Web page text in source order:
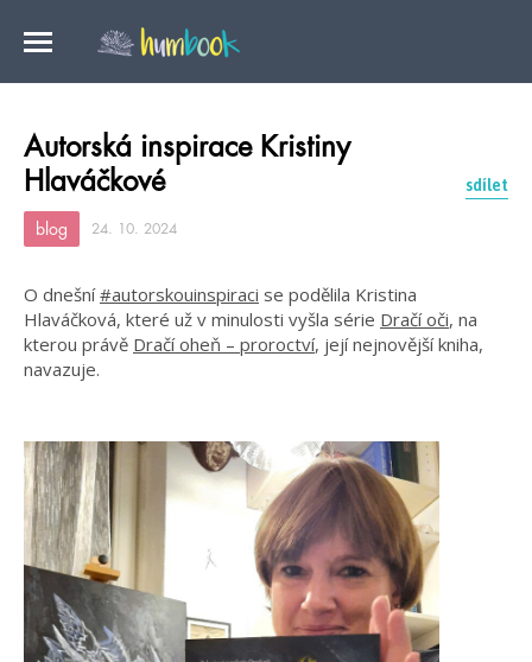
Autorská inspirace Kristiny
Hlaváčkové
sdílet
blog 24. 10. 2024
O dnešní#autorskouinspiraci se podělila Kristina
Hlaváčková, které už v minulosti vyšla série Dračí oči, na
kterou právě Dračí oheň – proroctví, její nejnovější kniha,
navazuje.